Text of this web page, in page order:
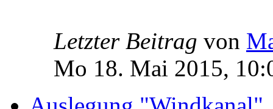
Letzter Beitrag von
Mo 18. Mai 2015,